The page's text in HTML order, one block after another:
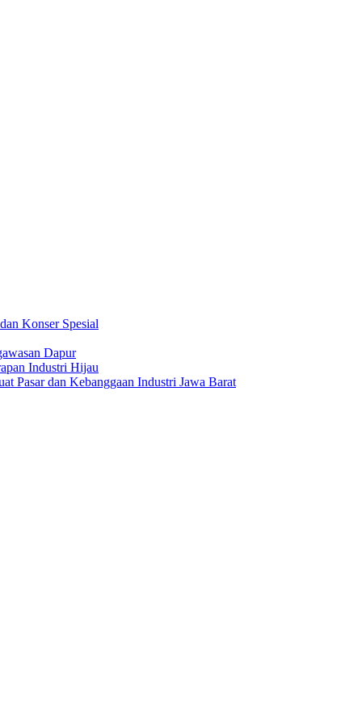
Konser Spesial
Dapur
Industri Hijau
Pasar dan Kebanggaan Industri Jawa Barat